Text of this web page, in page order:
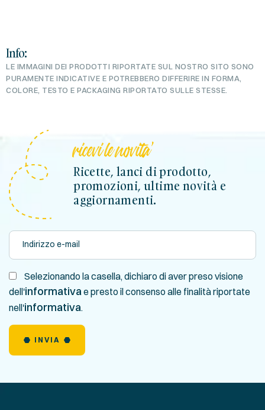
Info:
LE IMMAGINI DEI PRODOTTI RIPORTATE SUL NOSTRO SITO SONO
PURAMENTE INDICATIVE E POTREBBERO DIFFERIRE IN FORMA,
COLORE, TESTO E PACKAGING RIPORTATO SULLE STESSE.
ricevi le novita'
Ricette, lanci di prodotto,
promozioni, ultime novità e
aggiornamenti.
Selezionando la casella, dichiaro di aver preso visione
dell'informativae presto il consenso alle finalità riportate
nell'informativa.
INVIA